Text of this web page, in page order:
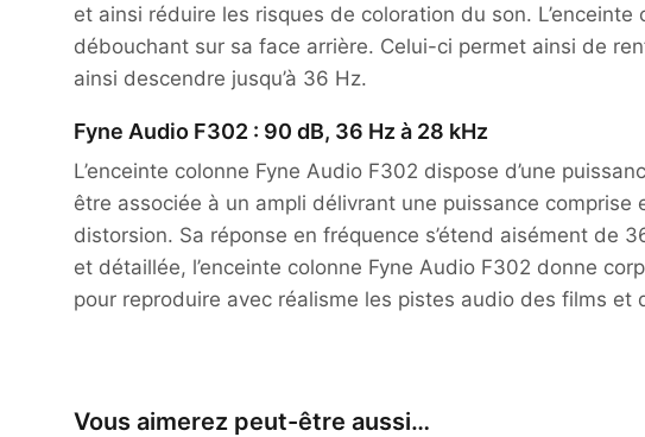
et ainsi réduire les risques de coloration du son.
débouchant sur sa face arrière. Celui-ci permet ainsi de
ainsi descendre jusqu’à 36 Hz.
Fyne Audio F302 : 90 dB, 36 Hz à 28 kHz
L’enceinte colonne Fyne Audio F302 dispose d’une
être associée à un ampli délivrant une puissance
distorsion. Sa réponse en fréquence s’étend aisément de
et détaillée, l’enceinte colonne Fyne Audio F302 donne
pour reproduire avec réalisme les pistes audio des films et
Vous aimerez peut-être aussi…